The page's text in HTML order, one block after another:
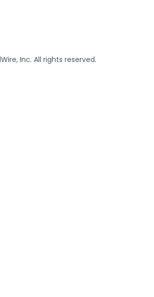
Inc. All rights reserved.